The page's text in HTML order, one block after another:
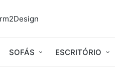
SOFÁS ESCRITÓRIO